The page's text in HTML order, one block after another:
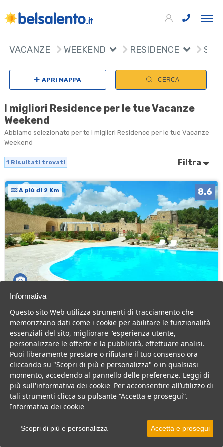
VACANZE WEEKEND RESIDENCE
APRI MAPPA CERCA
I migliori Residence per le tue Vacanze
Weekend
Abbiamo selezionato per te I migliori Residence per le tue Vacanze
Weekend
1 Risultati trovati Filtra
A più di 2 Km 8.6
Puglia > Salento > Gallipoli
31 Camere
Masseria a Gallipoli, immersa nel verde e con piscina. Cucina
ricercata e tanto relax per una vacanza di coppia.
Residence B&B
VEDI SU MAPPA
+
Informativa
Questo sito Web utilizza strumenti di tracciamento che
memorizzano dati come i cookie per abilitare le funzionalità
essenziali del sito, migliorare l'esperienza utente,
personalizzare le offerte e la pubblicità, effettuare analisi.
Puoi liberamente prestare o rifiutare il tuo consenso ora
cliccando su "Scopri di più e personalizza" o in qualsiasi
momento, accedendo al pannello delle preferenze. Leggi di
più sull'informativa dei cookie. Per acconsentire all’utilizzo di
tali strumenti clicca su pulsante “Accetta e prosegui”.
Informativa dei cookie
Scopri di più e personalizza Accetta e prosegui